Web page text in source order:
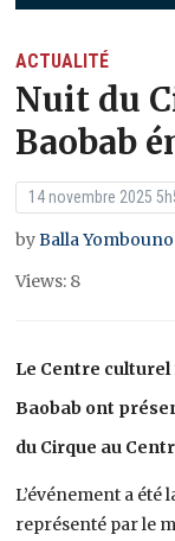
ACTUALITÉ
Nuit du
Baobab
14 novembre 2025
byBalla Yombouno
Views: 8
Le Centre
Baobab ont
du Cirque au
L’événement a
représenté par le